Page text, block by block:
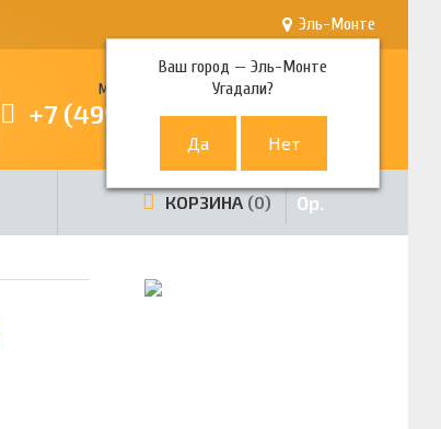
Эль-Монте
Ваш город —Эль-Монте
Угадали?
Многоканальный телефон
+7 (499) 380-80-80
КОРЗИНА 0 0р.